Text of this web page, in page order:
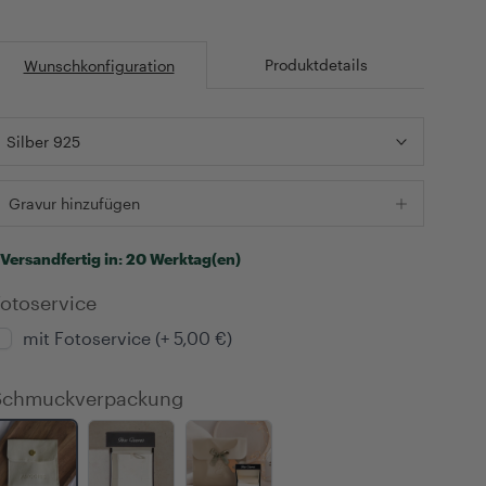
Wunschkonfiguration Produktdetails
Silber 925
Gravur hinzufügen
Versandfertig in:20 Werktag(en)
mit Fotoservice (+ 5,00 €)
<h3
style="color:
<h3
style="color:style="color: